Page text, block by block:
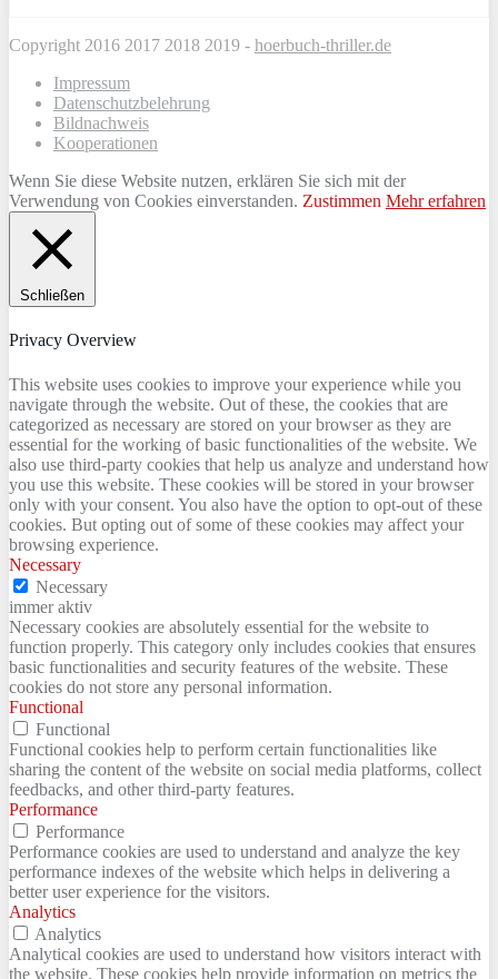
Copyright 2016 2017 2018 2019 - hoerbuch-thriller.de
Impressum
Datenschutzbelehrung
Bildnachweis
Kooperationen
Wenn Sie diese Website nutzen, erklären Sie sich mit der
Verwendung von Cookies einverstanden. Zustimmen Mehr erfahren
Schließen
Privacy Overview
This website uses cookies to improve your experience while you
navigate through the website. Out of these, the cookies that are
categorized as necessary are stored on your browser as they are
essential for the working of basic functionalities of the website. We
also use third-party cookies that help us analyze and understand how
you use this website. These cookies will be stored in your browser
only with your consent. You also have the option to opt-out of these
cookies. But opting out of some of these cookies may affect your
browsing experience.
Necessary
Necessary
immer aktiv
Necessary cookies are absolutely essential for the website to
function properly. This category only includes cookies that ensures
basic functionalities and security features of the website. These
cookies do not store any personal information.
Functional
Functional
Functional cookies help to perform certain functionalities like
sharing the content of the website on social media platforms, collect
feedbacks, and other third-party features.
Performance
Performance
Performance cookies are used to understand and analyze the key
performance indexes of the website which helps in delivering a
better user experience for the visitors.
Analytics
Analytics
Analytical cookies are used to understand how visitors interact with
the website. These cookies help provide information on metrics the